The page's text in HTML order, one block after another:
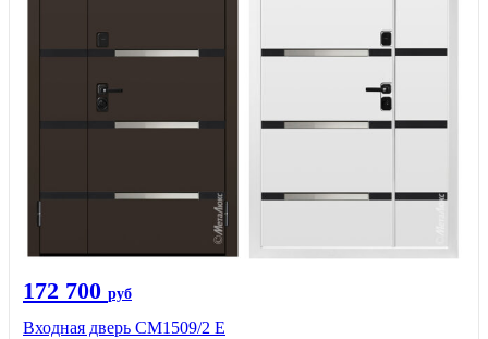
172 700 руб
Входная дверь CМ1509/2 Е